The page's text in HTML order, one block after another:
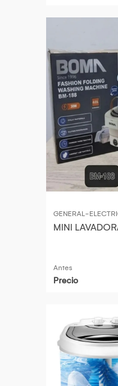
GENERAL-
MINI
Antes
Precio